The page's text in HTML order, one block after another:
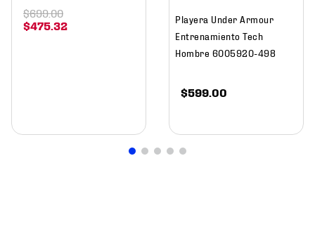
$475.32
$699.00
Playera Under Armour
Entrenamiento Tech
Hombre 6005920-498
$599.00